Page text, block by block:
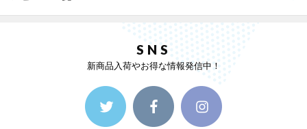
SNS
新商品入荷やお得な情報発信中！